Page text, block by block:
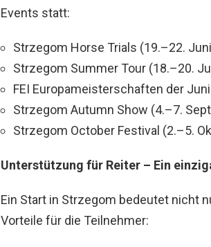
Events statt:
Strzegom Horse Trials (19.–22.
Strzegom Summer Tour (18.–20.
FEI Europameisterschaften der
Strzegom Autumn Show (4.–7.
Strzegom October Festival (2.–5.
Unterstützung für Reiter – Ein
Ein Start in Strzegom bedeutet nicht
Vorteile für die Teilnehmer: